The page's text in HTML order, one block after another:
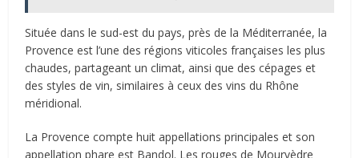
Située dans le sud-est du pays, près de la Méditerranée, la
Provence est l’une des régions viticoles françaises les plus
chaudes, partageant un climat, ainsi que des cépages et
des styles de vin, similaires à ceux des vins du Rhône
méridional.
La Provence compte huit appellations principales et son
appellation phare est Bandol. Les rouges de Mourvèdre